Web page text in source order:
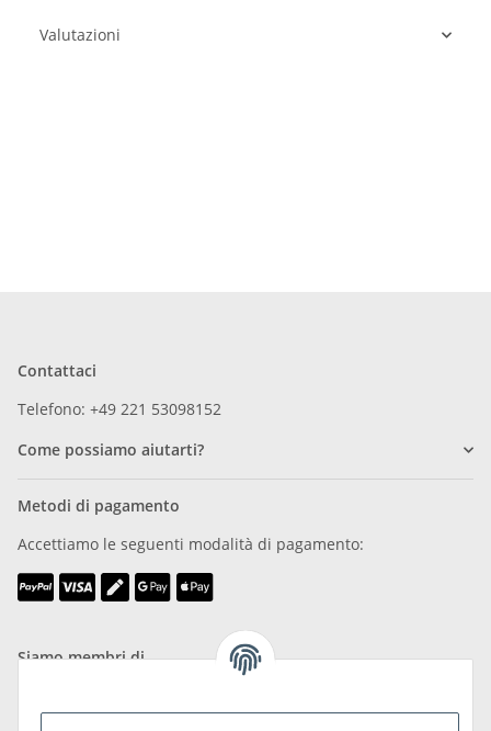
Valutazioni
Contattaci
Telefono: +49 221 53098152
Come possiamo aiutarti?
Metodi di pagamento
Accettiamo le seguenti modalità di pagamento:
Siamo membri di